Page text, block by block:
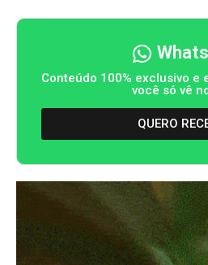
Conteúdo 100% exclusivo e
você só vê
QUERO